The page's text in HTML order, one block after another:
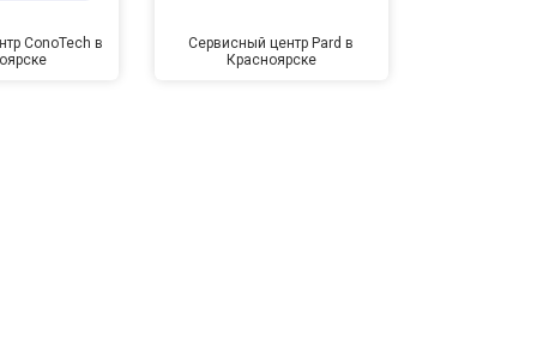
ConoTech в
Сервисный центр Pard в
Красноярске